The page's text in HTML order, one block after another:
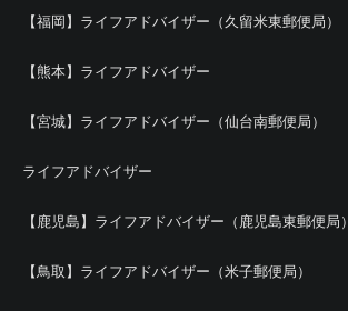
【福岡】ライフアドバイザー（久留米東郵便局）
【熊本】ライフアドバイザー
【宮城】ライフアドバイザー（仙台南郵便局）
ライフアドバイザー
【鹿児島】ライフアドバイザー（鹿児島東郵便局）
【鳥取】ライフアドバイザー（米子郵便局）